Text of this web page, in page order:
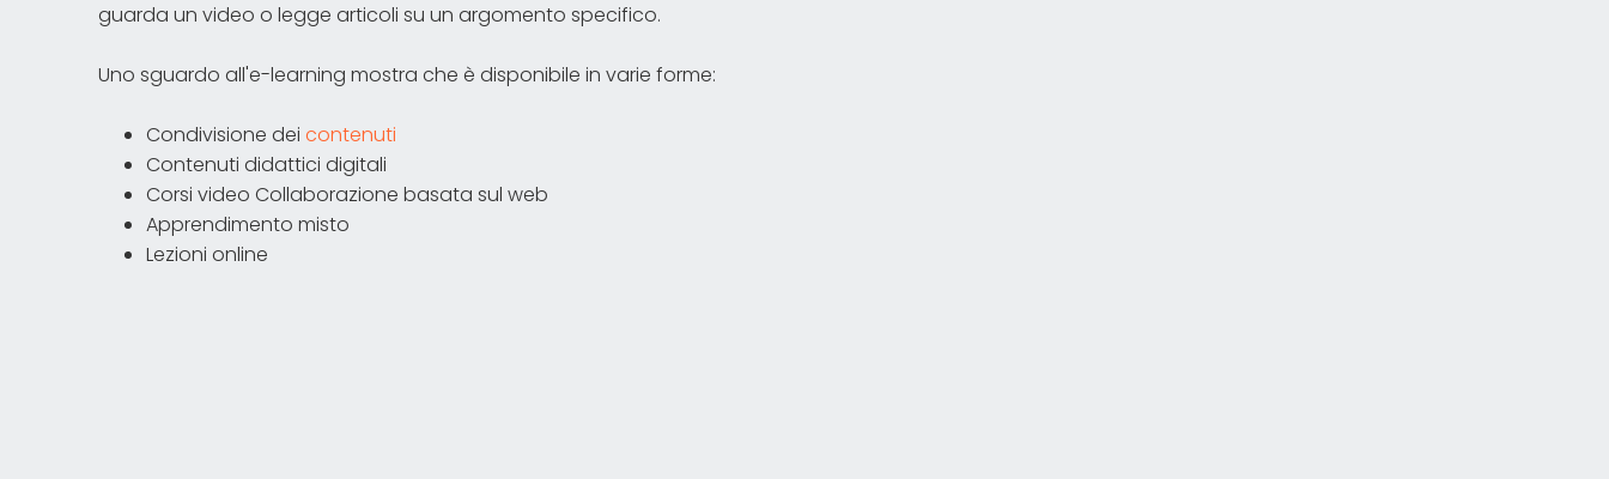
guarda un video o legge articoli su un argomento specifico.
Uno sguardo all'e-learning mostra che è disponibile in varie forme:
Condivisione dei contenuti
Contenuti didattici digitali
Corsi video Collaborazione basata sul web
Apprendimento misto
Lezioni online